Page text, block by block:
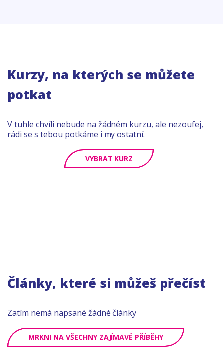
Kurzy, na kterých se můžete
potkat
V tuhle chvíli nebude na žádném kurzu, ale nezoufej,
rádi se s tebou potkáme i my ostatní.
VYBRAT KURZ
Články, které si můžeš přečíst
Zatím nemá napsané žádné články
MRKNI NA VŠECHNY ZAJÍMAVÉ PŘÍBĚHY